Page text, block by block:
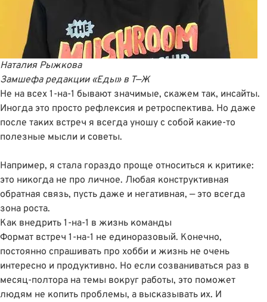
Наталия Рыжкова
Замшефа редакции «Еды»в Т—Ж
Не на всех 1-на-1 бывают значимые, скажем так, инсайты.
Иногда это просто рефлексия и ретроспектива. Но даже
после таких встреч я всегда уношу с собой какие-то
полезные мысли и советы.
Например, я стала гораздо проще относиться к критике:
это никогда не про личное. Любая конструктивная
обратная связь, пусть даже и негативная, — это всегда
зона роста.
Как внедрить 1-на-1 в жизнь команды
Формат встреч 1-на-1 не единоразовый. Конечно,
постоянно спрашивать про хобби и жизнь не очень
интересно и продуктивно. Но если созваниваться раз в
месяц-полтора на темы вокруг работы, это поможет
людям не копить проблемы, а высказывать их. И